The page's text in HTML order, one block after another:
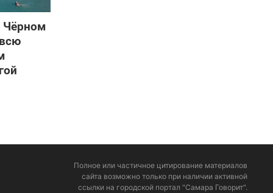
Чёрном
Полное или частичное цитирование материалов
сайта возможно только при наличии активной
ссылки на городской портал "Самара Говорит".